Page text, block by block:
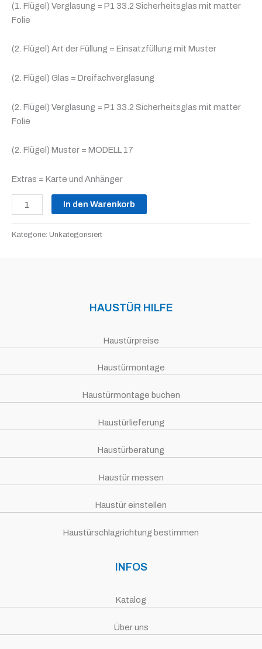
(1. Flügel) Verglasung = P1 33.2 Sicherheitsglas mit matter
Folie
(2. Flügel) Art der Füllung = Einsatzfüllung mit Muster
(2. Flügel) Glas = Dreifachverglasung
(2. Flügel) Verglasung = P1 33.2 Sicherheitsglas mit matter
Folie
(2. Flügel) Muster = MODELL 17
Extras = Karte und Anhänger
In den Warenkorb
Kategorie: Unkategorisiert
HAUSTÜR HILFE
Haustürpreise
Haustürmontage
Haustürmontage buchen
Haustürlieferung
Haustürberatung
Haustür messen
Haustür einstellen
Haustürschlagrichtung bestimmen
INFOS
Katalog
Über uns